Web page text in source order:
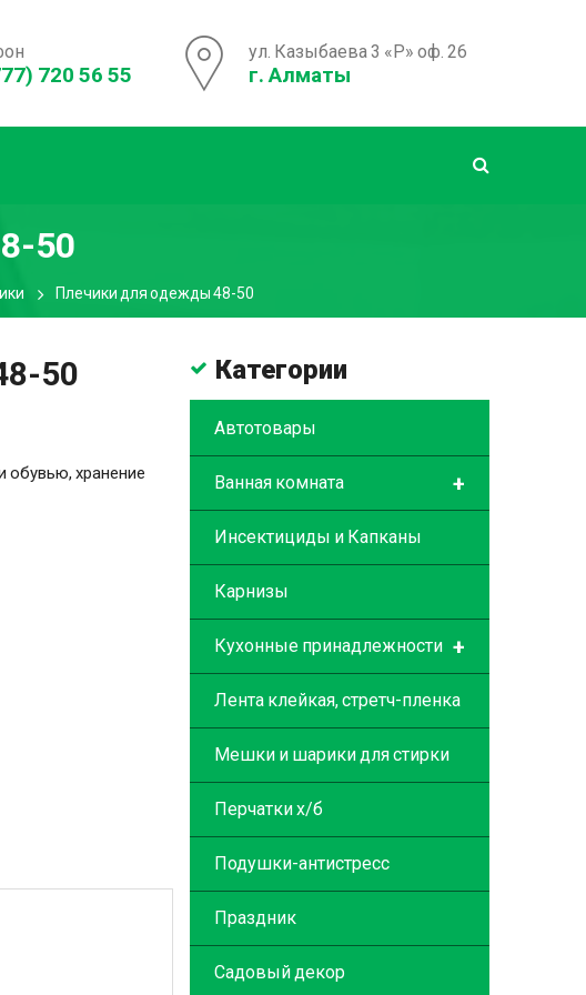
720 56 55
ул. Казыбаева 3 «Р» оф. 26
г. Алматы
50
Плечики для одежды 48-50
50
обувью, хранение
Категории
Автотовары
+
Ванная комната
Инсектициды и Капканы
Карнизы
+
Кухонные принадлежности
Лента клейкая, стретч-пленка
Мешки и шарики для стирки
Перчатки х/б
Подушки-антистресс
Праздник
Садовый декор